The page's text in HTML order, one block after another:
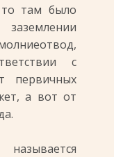
там было
с
первичных
а вот от